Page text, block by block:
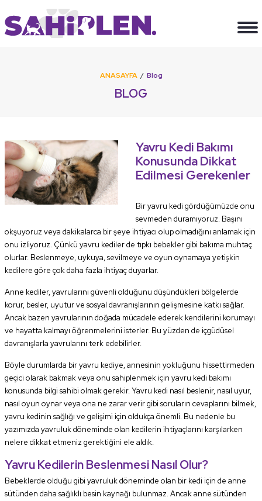
ANASAYFA Blog
BLOG
Yavru Kedi Bakımı
Konusunda Dikkat
Edilmesi Gerekenler
Bir yavru kedi gördüğümüzde onu
sevmeden duramıyoruz. Başını
okşuyoruz veya dakikalarca bir şeye ihtiyacı olup olmadığını anlamak için
onu izliyoruz. Çünkü yavru kediler de tıpkı bebekler gibi bakıma muhtaç
olurlar. Beslenmeye, uykuya, sevilmeye ve oyun oynamaya yetişkin
kedilere göre çok daha fazla ihtiyaç duyarlar.
Anne kediler, yavrularını güvenli olduğunu düşündükleri bölgelerde
korur, besler, uyutur ve sosyal davranışlarının gelişmesine katkı sağlar.
Ancak bazen yavrularının doğada mücadele ederek kendilerini korumayı
ve hayatta kalmayı öğrenmelerini isterler. Bu yüzden de içgüdüsel
davranışlarla yavrularını terk edebilirler.
Böyle durumlarda bir yavru kediye, annesinin yokluğunu hissettirmeden
geçici olarak bakmak veya onu sahiplenmek için yavru kedi bakımı
konusunda bilgi sahibi olmak gerekir. Yavru kedi nasıl beslenir, nasıl uyur,
nasıl oyun oynar veya ona ne zarar verir gibi soruların cevaplarını bilmek,
yavru kedinin sağlığı ve gelişimi için oldukça önemli. Bu nedenle bu
yazımızda yavruluk döneminde olan kedilerin ihtiyaçlarını karşılarken
nelere dikkat etmeniz gerektiğini ele aldık.
Yavru Kedilerin Beslenmesi Nasıl Olur?
Bebeklerde olduğu gibi yavruluk döneminde olan bir kedi için de anne
sütünden daha sağlıklı besin kaynağı bulunmaz. Ancak anne sütünden